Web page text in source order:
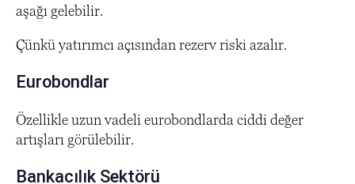
aşağı gelebilir.
Çünkü yatırımcı açısından rezerv riski azalır.
Eurobondlar
Özellikle uzun vadeli eurobondlarda ciddi değer
artışları görülebilir.
Bankacılık Sektörü